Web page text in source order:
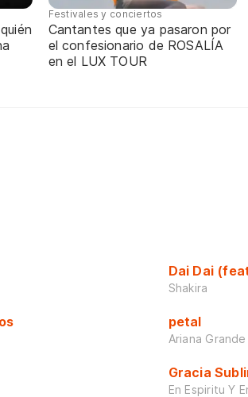
Festivales y conciertos
Cantantes que ya pasaron por
el confesionario de ROSALÍA
en el LUX TOUR
Dai Dai
Shakira
petal
Ariana Grande
Gracia
En Espiritu Y